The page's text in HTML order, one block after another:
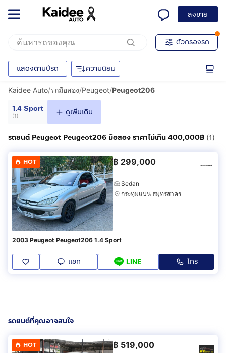
ลงขาย
ตัวกรองรถ
แสดงตามปีรถ ความนิยม
Kaidee Auto/รถมือสอง/Peugeot/Peugeot206
1.4 Sport
(1) ดูเพิ่มเติม
รถยนต์ Peugeot Peugeot206 มือสอง ราคาไม่เกิน 400,000฿ (1)
HOT ฿ 299,000
Sedan
กระทุ่มแบน สมุทรสาคร
2003 Peugeot Peugeot206 1.4 Sport
แชท LINE โทร
รถยนต์ที่คุณอาจสนใจ
HOT ฿ 519,000